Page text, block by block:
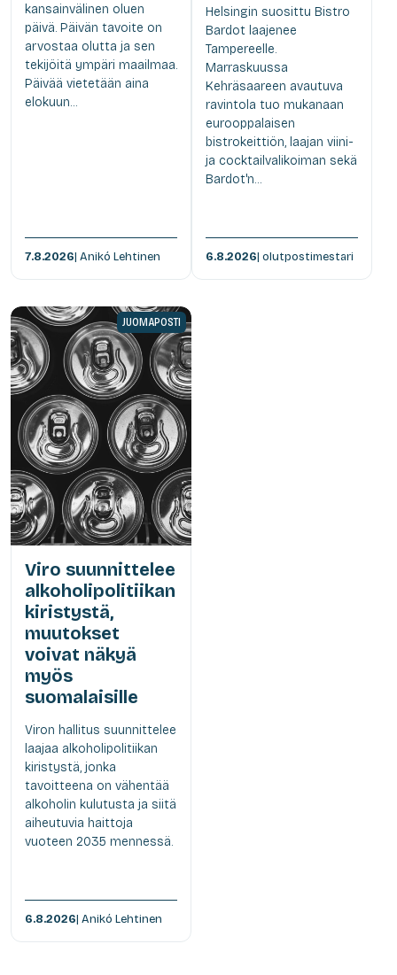
kansainvälinen oluen
päivä. Päivän tavoite on
arvostaa olutta ja sen
tekijöitä ympäri maailmaa.
Päivää vietetään aina
elokuun...
7.8.2026| Anikó Lehtinen
Helsingin suosittu Bistro
Bardot laajenee
Tampereelle.
Marraskuussa
Kehräsaareen avautuva
ravintola tuo mukanaan
eurooppalaisen
bistrokeittiön, laajan viini-
ja cocktailvalikoiman sekä
Bardot'n...
6.8.2026| olutpostimestari
JUOMAPOSTI
Viro suunnittelee
alkoholipolitiikan
kiristystä,
muutokset
voivat näkyä
myös
suomalaisille
Viron hallitus suunnittelee
laajaa alkoholipolitiikan
kiristystä, jonka
tavoitteena on vähentää
alkoholin kulutusta ja siitä
aiheutuvia haittoja
vuoteen 2035 mennessä.
6.8.2026| Anikó Lehtinen